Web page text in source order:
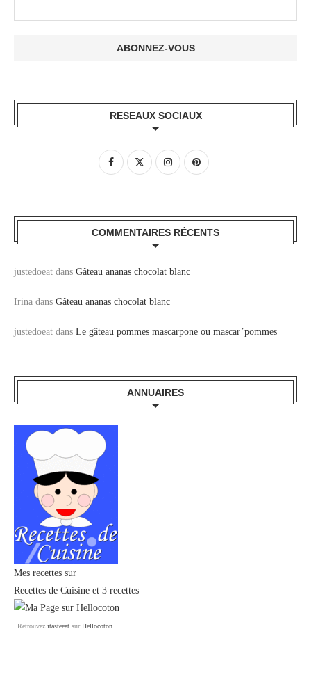
RESEAUX SOCIAUX
COMMENTAIRES RÉCENTS
justedoeat dans Gâteau ananas chocolat blanc
Irina dans Gâteau ananas chocolat blanc
justedoeat dans Le gâteau pommes mascarpone ou mascar’pommes
ANNUAIRES
Mes recettes sur
Recettes de Cuisine et 3 recettes
Retrouvez itasteeat surHellocoton